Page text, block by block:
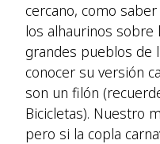
cercano, como
los alhaurinos sobre
grandes pueblos de
conocer su versión
son un filón
Bicicletas). Nuestro
pero si la copla